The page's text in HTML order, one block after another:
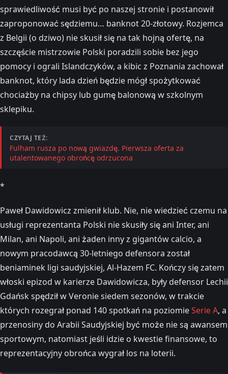
sprawiedliwość musi być po naszej stronie i postanowił
zaproponować sędziemu… banknot 20-złotowy. Rozjemca
z Belgii (o dziwo) nie skusił się na tak hojną ofertę, na
szczęście mistrzowie Polski poradzili sobie bez jego
pomocy i ograli Islandczyków, a kibic z Poznania zachował
banknot, który lada dzień będzie mógł spożytkować
chociażby na chipsy lub gumę balonową w szkolnym
sklepiku.
CZYTAJ TEŻ:
Fulham rusza po nową gwiazdę. Pierwsza oferta za
utalentowanego obrońcę odrzucona
*
Paweł Dawidowicz zmienił klub. Nie, nie wiedzieć czemu na
usługi reprezentanta Polski nie skusiły się ani Inter, ani
Milan, ani Napoli, ani żaden inny z gigantów calcio, a
nowym pracodawcą 30-letniego defensora został
beniaminek ligi saudyjskiej, Al-Hazem FC. Kończy się zatem
włoski epizod w karierze Dawidowicza, były defensor Lechii
Gdańsk spędził w Veronie siedem sezonów, w trakcie
których rozegrał ponad 140 spotkań na poziomieSerie A, a
przenosiny do Arabii Saudyjskiej być może nie są awansem
sportowym, natomiast jeśli idzie o kwestie finansowe, to
reprezentacyjny obrońca wygrał los na loterii.